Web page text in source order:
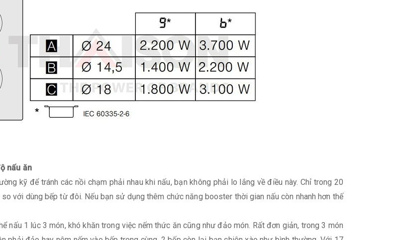
nấu ăn
kỹ để tránh các nồi chạm phải nhau khi nấu, bạn không phải lo lắng về điều này. Chỉ trong 20
với dùng bếp từ đôi. Nếu bạn sử dụng thêm chức năng booster thời gian nấu còn nhanh hơn thế
nấu 1 lúc 3 món, khó khăn trong việc nếm thức ăn cũng như đảo món. Rất đơn giản, trong 3 món